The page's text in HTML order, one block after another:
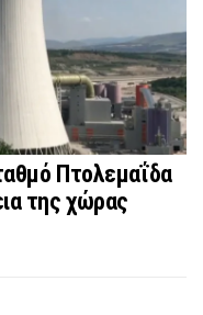
Πτολεμαΐδα
της χώρας